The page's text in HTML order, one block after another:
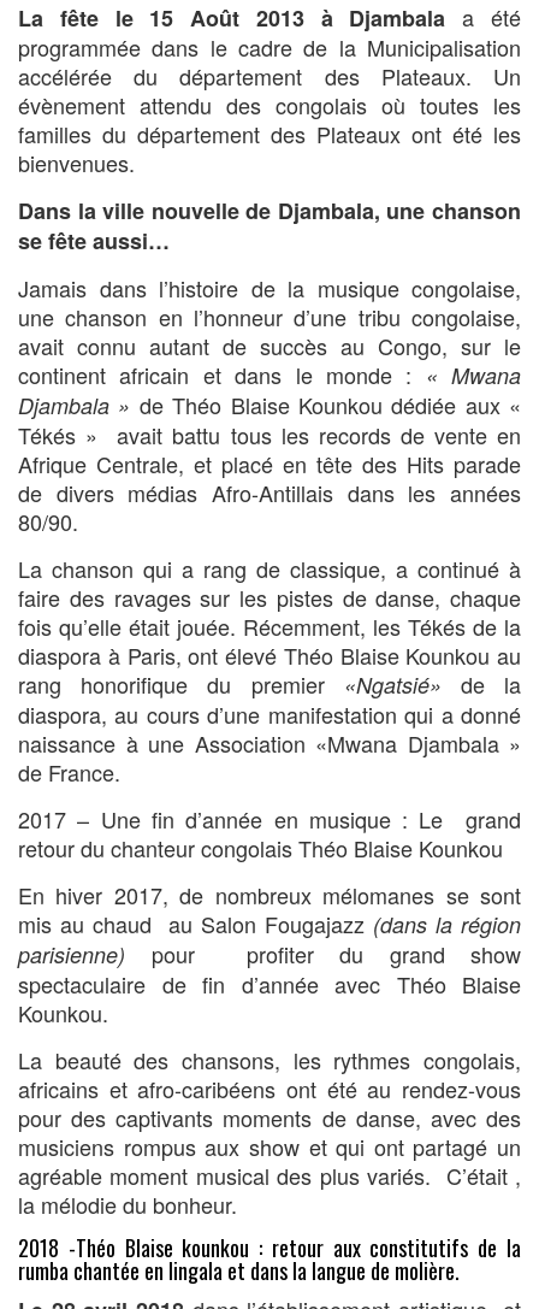
La fête le 15 Août 2013 à Djambala a été
programmée dans le cadre de la Municipalisation
accélérée du département des Plateaux. Un
évènement attendu des congolais où toutes les
familles du département des Plateaux ont été les
bienvenues.
Dans la ville nouvelle de Djambala, une chanson
se fête aussi…
Jamais dans l’histoire de la musique congolaise,
une chanson en l’honneur d’une tribu congolaise,
avait connu autant de succès au Congo, sur le
continent africain et dans le monde : « Mwana
Djambala » de Théo Blaise Kounkou dédiée aux «
Tékés » avait battu tous les records de vente en
Afrique Centrale, et placé en tête des Hits parade
de divers médias Afro-Antillais dans les années
80/90.
La chanson qui a rang de classique, a continué à
faire des ravages sur les pistes de danse, chaque
fois qu’elle était jouée. Récemment, les Tékés de la
diaspora à Paris, ont élevé Théo Blaise Kounkou au
rang honorifique du premier «Ngatsié» de la
diaspora, au cours d’une manifestation qui a donné
naissance à une Association «Mwana Djambala »
de France.
2017 – Une fin d’année en musique : Le grand
retour du chanteur congolais Théo Blaise Kounkou
En hiver 2017, de nombreux mélomanes se sont
mis au chaud au Salon Fougajazz (dans la région
parisienne) pour profiter du grand show
spectaculaire de fin d’année avec Théo Blaise
Kounkou.
La beauté des chansons, les rythmes congolais,
africains et afro-caribéens ont été au rendez-vous
pour des captivants moments de danse, avec des
musiciens rompus aux show et qui ont partagé un
agréable moment musical des plus variés. C’était ,
la mélodie du bonheur.
2018 -Théo Blaise kounkou : retour aux constitutifs de la
rumba chantée en lingala et dans la langue de molière.